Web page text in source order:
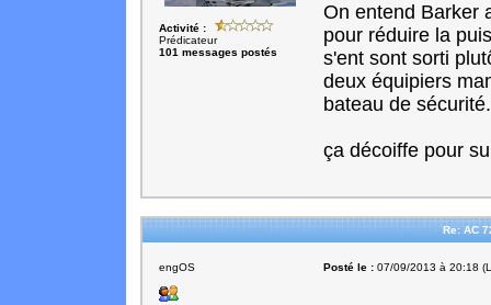
Activité :
Prédicateur
101 messages postés
On entend Barker
pour réduire la
s'ent sont sorti
deux équipiers
bateau de sécurité.
ça décoiffe pour
Re: AC
engOS Posté le : 07/09/2013 à 20:18